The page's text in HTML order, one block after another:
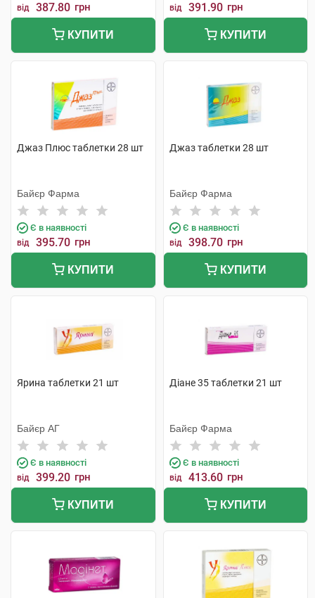
від 387.80 грн
КУПИТИ
від 391.90 грн
КУПИТИ
Джаз Плюс таблетки 28 шт
Байєр Фарма
Є в наявності
від 395.70 грн
КУПИТИ
Джаз таблетки 28 шт
Байєр Фарма
Є в наявності
від 398.70 грн
КУПИТИ
Ярина таблетки 21 шт
Байєр АГ
Є в наявності
від 399.20 грн
КУПИТИ
Діане 35 таблетки 21 шт
Байєр Фарма
Є в наявності
від 413.60 грн
КУПИТИ